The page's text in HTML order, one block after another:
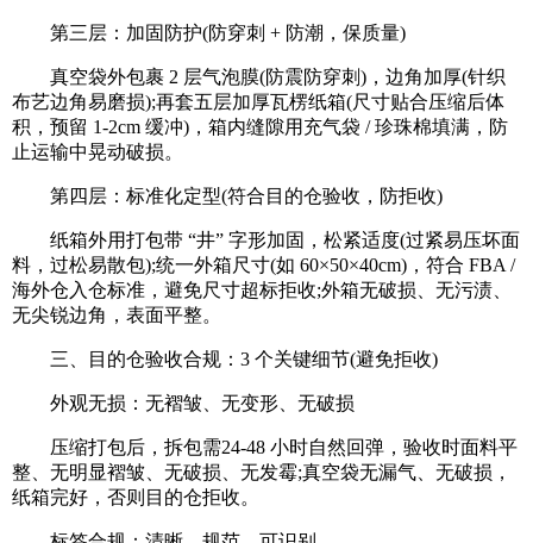
第三层：加固防护(防穿刺 + 防潮，保质量)
真空袋外包裹 2 层气泡膜(防震防穿刺)，边角加厚(针织
布艺边角易磨损);再套五层加厚瓦楞纸箱(尺寸贴合压缩后体
积，预留 1-2cm 缓冲)，箱内缝隙用充气袋 / 珍珠棉填满，防
止运输中晃动破损。
第四层：标准化定型(符合目的仓验收，防拒收)
纸箱外用打包带 “井” 字形加固，松紧适度(过紧易压坏面
料，过松易散包);统一外箱尺寸(如 60×50×40cm)，符合 FBA /
海外仓入仓标准，避免尺寸超标拒收;外箱无破损、无污渍、
无尖锐边角，表面平整。
三、目的仓验收合规：3 个关键细节(避免拒收)
外观无损：无褶皱、无变形、无破损
压缩打包后，拆包需24-48 小时自然回弹，验收时面料平
整、无明显褶皱、无破损、无发霉;真空袋无漏气、无破损，
纸箱完好，否则目的仓拒收。